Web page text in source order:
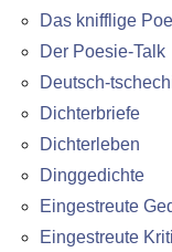
Das knifflige
Der Poesie-Talk
Deutsch-
Dichterbriefe
Dichterleben
Dinggedichte
Eingestreute
Eingestreute